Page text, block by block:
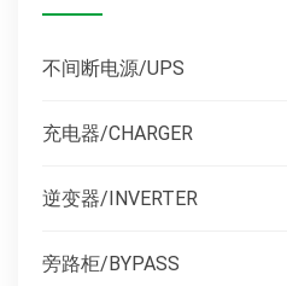
不间断电源/UPS
充电器/CHARGER
逆变器/INVERTER
旁路柜/BYPASS